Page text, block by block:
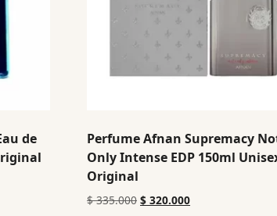
de
Perfume Afnan Supremacy
Only Intense EDP 150ml
Original
$335.000 $ 320.000